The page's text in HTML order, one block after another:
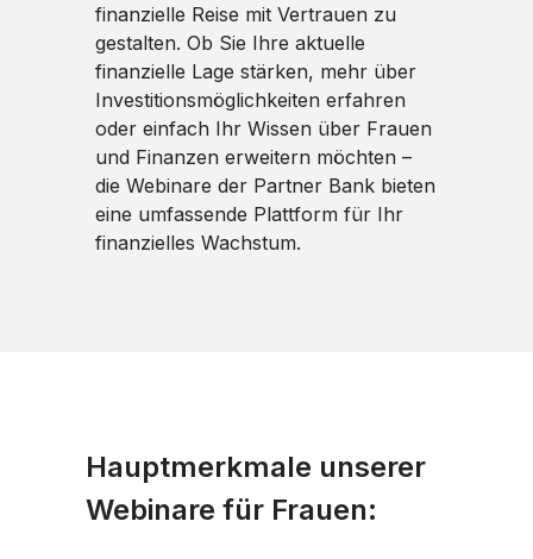
finanzielle Reise mit Vertrauen zu
gestalten. Ob Sie Ihre aktuelle
finanzielle Lage stärken, mehr über
Investitionsmöglichkeiten erfahren
oder einfach Ihr Wissen über Frauen
und Finanzen erweitern möchten –
die Webinare der Partner Bank bieten
eine umfassende Plattform für Ihr
finanzielles Wachstum.
Hauptmerkmale unserer
Webinare für Frauen: